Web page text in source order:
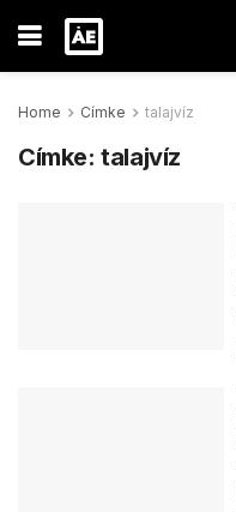
Home Címke talajvíz
Címke:talajvíz